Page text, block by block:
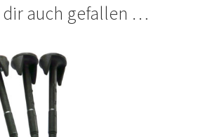
dir auch gefallen …